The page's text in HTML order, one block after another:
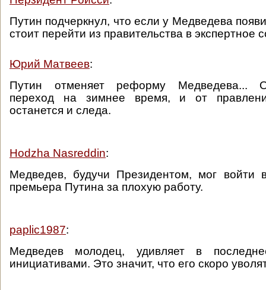
Путин подчеркнул, что если у Медведева
стоит перейти из правительства в экспертное
Юрий Матвеев:
Путин отменяет реформу Медведева...
переход на зимнее время, и от
останется и следа.
Hodzha Nasreddin:
Медведев, будучи Президентом, мог войти
премьера Путина за плохую работу.
paplic1987:
Медведев молодец, удивляет в
инициативами. Это значит, что его скоро